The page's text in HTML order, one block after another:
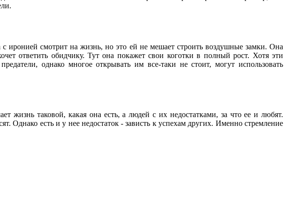
с иронией смотрит на жизнь, но это ей не мешает строить воздушные замки. Она
ответить обидчику. Тут она покажет свои коготки в полный рост. Хотя эти
однако многое открывать им все-таки не стоит, могут использовать
жизнь таковой, какая она есть, а людей с их недостатками, за что ее и любят.
Однако есть и у нее недостаток - зависть к успехам других. Именно стремление